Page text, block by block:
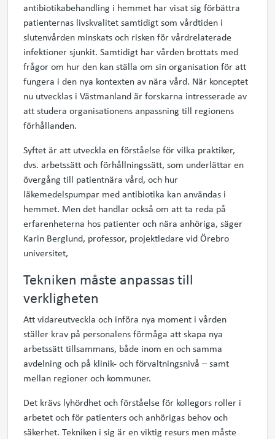
antibiotikabehandling i hemmet har visat sig förbättra
patienternas livskvalitet samtidigt som vårdtiden i
slutenvården minskats och risken för vårdrelaterade
infektioner sjunkit. Samtidigt har vården brottats med
frågor om hur den kan ställa om sin organisation för att
fungera i den nya kontexten av nära vård. När konceptet
nu utvecklas i Västmanland är forskarna intresserade av
att studera organisationens anpassning till regionens
förhållanden.
Syftet är att utveckla enförståelse för vilka praktiker,
dvs. arbetssätt och förhållningssätt, som underlättar en
övergång till patientnära vård, och hur
läkemedelspumpar med antibiotika kan användas i
hemmet. Men det handlar också om att ta reda på
erfarenheterna hos patienter och nära anhöriga, säger
Karin Berglund, professor, projektledare vid Örebro
universitet,
Tekniken måste anpassas till
verkligheten
Att vidareutveckla och införa nya moment i vården
ställer krav på personalens förmåga att skapa nya
arbetssätt tillsammans, både inom en och samma
avdelning och på klinik- och förvaltningsnivå – samt
mellan regioner och kommuner.
Det krävs lyhördhet och förståelse för kollegors roller i
arbetet och för patienters och anhörigas behov och
säkerhet. Tekniken i sig är en viktig resurs men måste